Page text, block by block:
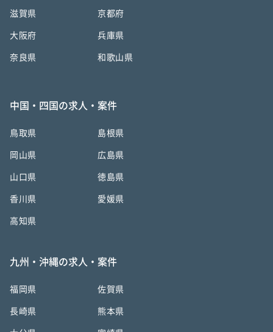
滋賀県 京都府
大阪府 兵庫県
奈良県 和歌山県
中国・四国の求人・案件
鳥取県 島根県
岡山県 広島県
山口県 徳島県
香川県 愛媛県
高知県
九州・沖縄の求人・案件
福岡県 佐賀県
長崎県 熊本県